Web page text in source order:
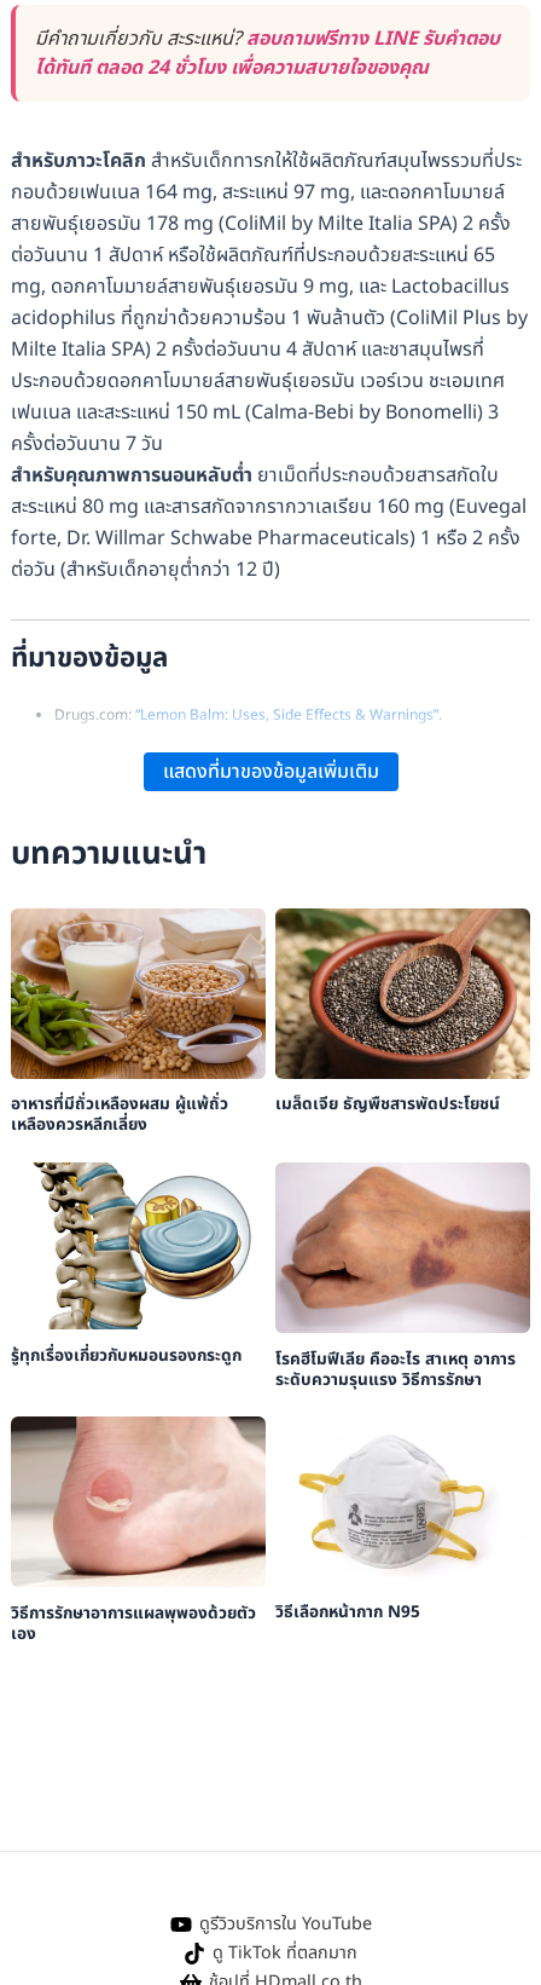
มีคำถามเกี่ยวกับ สะระแหน่?สอบถามฟรีทาง LINE รับคำตอบ
ได้ทันที ตลอด 24 ชั่วโมง เพื่อความสบายใจของคุณ
สำหรับภาวะโคลิก สำหรับเด็กทารกให้ใช้ผลิตภัณฑ์สมุนไพรรวมที่ประ
กอบด้วยเฟนเนล 164 mg, สะระแหน่ 97 mg, และดอกคาโมมายล์
สายพันธุ์เยอรมัน 178 mg (ColiMil by Milte Italia SPA) 2 ครั้ง
ต่อวันนาน 1 สัปดาห์ หรือใช้ผลิตภัณฑ์ที่ประกอบด้วยสะระแหน่ 65
mg, ดอกคาโมมายล์สายพันธุ์เยอรมัน 9 mg, และ Lactobacillus
acidophilus ที่ถูกฆ่าด้วยความร้อน 1 พันล้านตัว (ColiMil Plus by
Milte Italia SPA) 2 ครั้งต่อวันนาน 4 สัปดาห์ และชาสมุนไพรที่
ประกอบด้วยดอกคาโมมายล์สายพันธุ์เยอรมัน เวอร์เวน ชะเอมเทศ
เฟนเนล และสะระแหน่ 150 mL (Calma-Bebi by Bonomelli) 3
ครั้งต่อวันนาน 7 วัน
สำหรับคุณภาพการนอนหลับต่ำ ยาเม็ดที่ประกอบด้วยสารสกัดใบ
สะระแหน่ 80 mg และสารสกัดจากรากวาเลเรียน 160 mg (Euvegal
forte, Dr. Willmar Schwabe Pharmaceuticals) 1 หรือ 2 ครั้ง
ต่อวัน (สำหรับเด็กอายุต่ำกว่า 12 ปี)
ที่มาของข้อมูล
Drugs.com: “Lemon Balm: Uses, Side Effects & Warnings”.
“Lemon Balm: Benefits, Uses, Side Effects”
แสดงที่มาของข้อมูลเพิ่มเติม
บทความแนะนำ
อาหารที่มีถั่วเหลืองผสม ผู้แพ้ถั่ว
เหลืองควรหลีกเลี่ยง
เมล็ดเจีย ธัญพืชสารพัดประโยชน์
รู้ทุกเรื่องเกี่ยวกับหมอนรองกระดูก
โรคฮีโมฟีเลีย คืออะไร สาเหตุ อาการ
ระดับความรุนแรง วิธีการรักษา
วิธีการรักษาอาการแผลพุพองด้วยตัว
เอง
​วิธีเลือกหน้ากาก N95
ดูรีวิวบริการใน YouTube
ดู TikTok ที่ตลกมาก